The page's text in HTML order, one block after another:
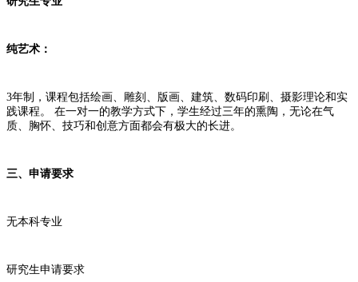
纯艺术：
3年制，课程包括绘画、雕刻、版画、建筑、数码印刷、摄影理论和实
践课程。 在一对一的教学方式下，学生经过三年的熏陶，无论在气
质、胸怀、技巧和创意方面都会有极大的长进。
三、申请要求
无本科专业
研究生申请要求